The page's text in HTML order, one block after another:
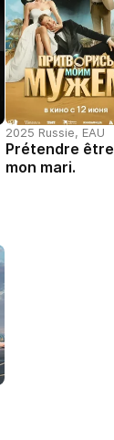
2025 Russie, EAU
Prétendre être
mon mari.